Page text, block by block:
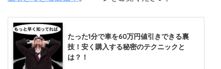
たった1分で車を60万円値引きできる裏
技！安く購入する秘密のテクニックと
は？！